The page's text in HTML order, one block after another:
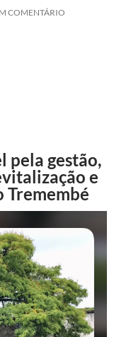
COMENTÁRIO
pela gestão,
e
Tremembé